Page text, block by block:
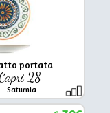
portata
28
Saturnia